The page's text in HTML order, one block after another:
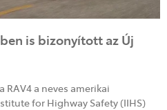
is bizonyított az Új
RAV4 a neves amerikai
for Highway Safety (IIHS)